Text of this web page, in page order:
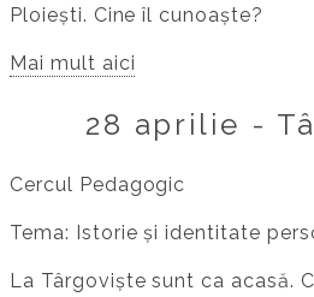
Ploiești. Cine îl cunoaște?
Mai mult aici
28 aprilie -
Cercul Pedagogic
Tema: Istorie și identitate
La Târgoviște sunt ca acasă.